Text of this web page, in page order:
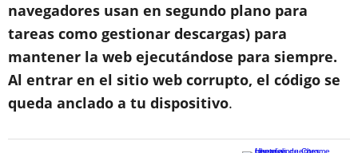
navegadores usan en segundo plano para
tareas como gestionar descargas) para
mantener la web ejecutándose para siempre.
Al entrar en el sitio web corrupto, el código se
queda anclado a tu dispositivo.